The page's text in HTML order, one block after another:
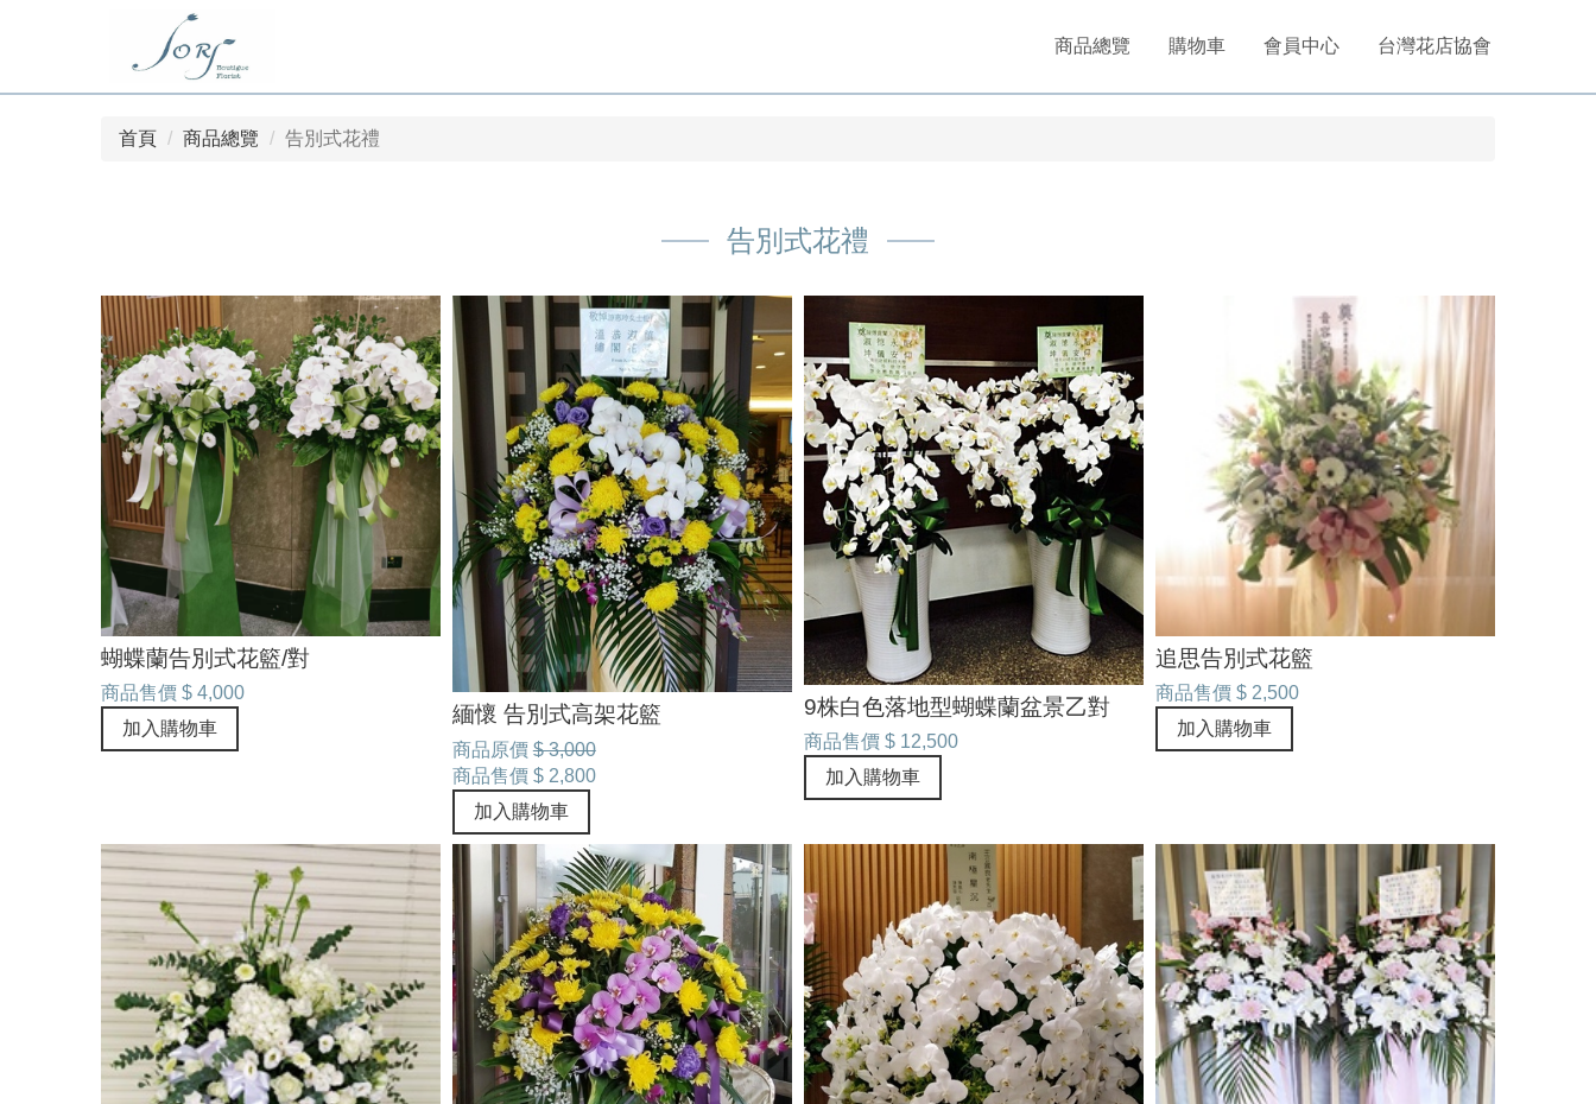
商品總覽 購物車 會員中心 台灣花店協會
首頁 商品總覽 告別式花禮
告別式花禮
蝴蝶蘭告別式花籃/對
商品售價 $ 4,000
加入購物車
緬懷 告別式高架花籃
商品原價 $ 3,000
商品售價 $ 2,800
加入購物車
9株白色落地型蝴蝶蘭盆景乙對
商品售價 $ 12,500
加入購物車
追思告別式花籃
商品售價 $ 2,500
加入購物車